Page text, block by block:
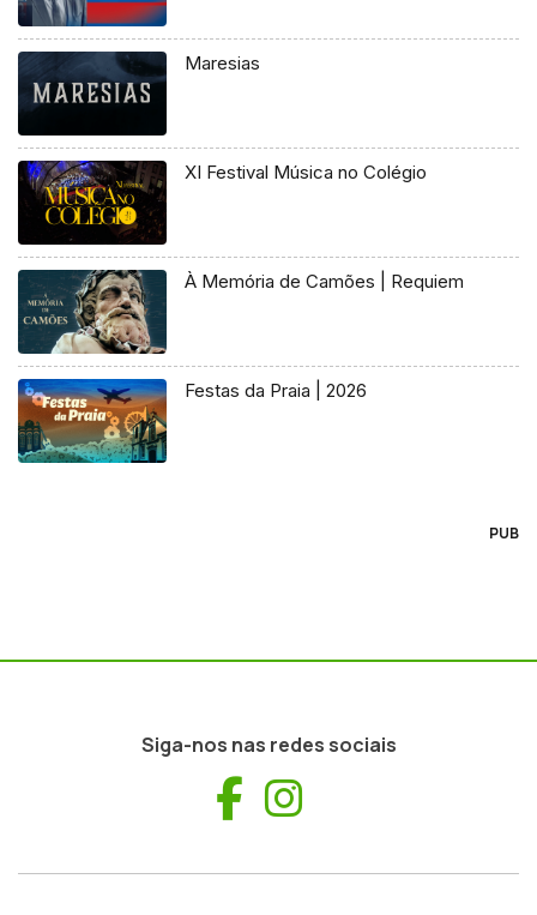
Maresias
XI Festival Música no Colégio
À Memória de Camões | Requiem
Festas da Praia | 2026
PUB
Siga-nos nas redes sociais
Facebook